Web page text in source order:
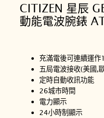
CITIZEN 星辰
動能電波腕錶
充滿電後可連續運
五局電波接收(美國,
定時自動收訊功能
26城市時間
電力顯示
24小時制顯示